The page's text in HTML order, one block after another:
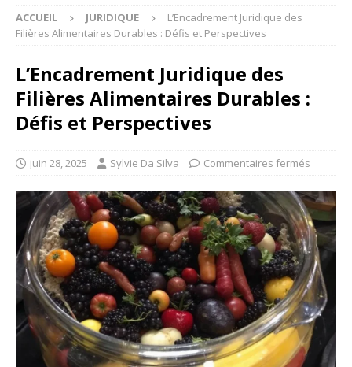
ACCUEIL JURIDIQUE
L’Encadrement Juridique des
Filières Alimentaires Durables : Défis et Perspectives
L’Encadrement Juridique des
Filières Alimentaires Durables :
Défis et Perspectives
juin 28, 2025 Sylvie Da Silva Commentaires fermés